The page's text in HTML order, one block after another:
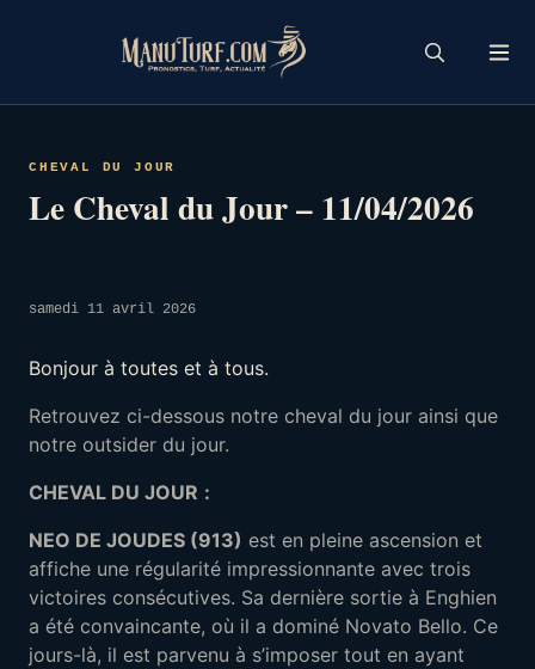
CHEVAL DU JOUR
Le Cheval du Jour – 11/04/2026
samedi 11 avril 2026
Bonjour à toutes et à tous.
Retrouvez ci-dessous notre cheval du jour ainsi que
notre outsider du jour.
CHEVAL DU JOUR :
NEO DE JOUDES (913) est en pleine ascension et
affiche une régularité impressionnante avec trois
victoires consécutives. Sa dernière sortie à Enghien
a été convaincante, où il a dominé Novato Bello. Ce
jours-là, il est parvenu à s’imposer tout en ayant